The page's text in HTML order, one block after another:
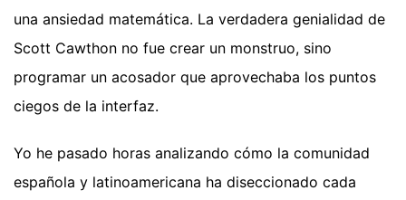
una ansiedad matemática. La verdadera genialidad de
Scott Cawthon no fue crear un monstruo, sino
programar un acosador que aprovechaba los puntos
ciegos de la interfaz.
Yo he pasado horas analizando cómo la comunidad
española y latinoamericana ha diseccionado cada